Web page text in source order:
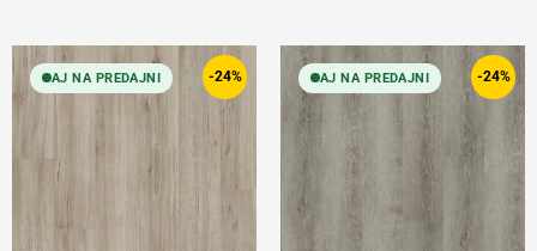
-24%
AJ NA PREDAJNI
Original
price
was:
24,99 €.
Current
price
is:
18,99 €.
-24%
AJ NA PREDAJNI
Original
price
was:
24,99 €.
Current
price
is:
18,99 €.